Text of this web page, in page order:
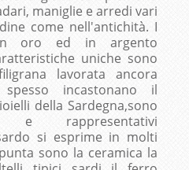
maniglie e arredi vari
come nell'antichità. I
in oro ed in argento
uniche sono
lavorata ancora
incastonano il
della Sardegna,sono
e rappresentativi
si esprime in molti
sono la ceramica la